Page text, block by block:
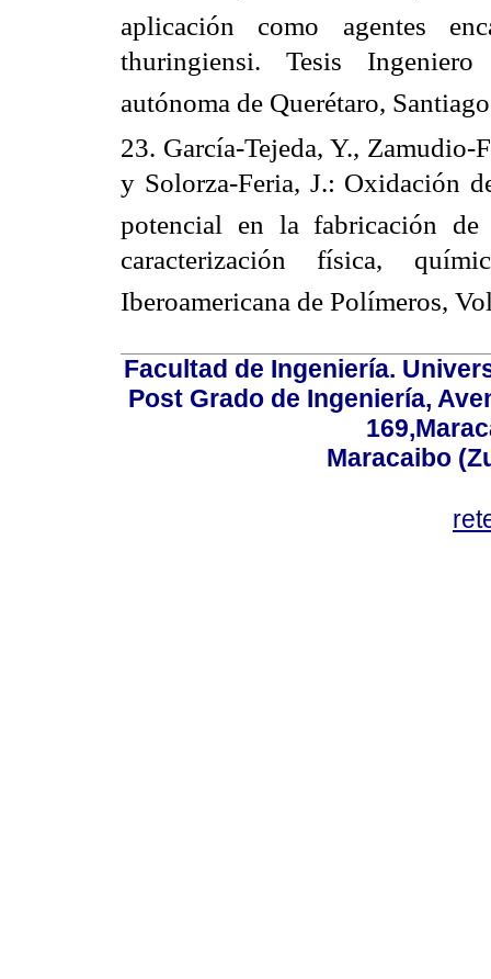
aplicación como agentes
thuringiensi. Tesis
autónoma de Querétaro,
23. García-Tejeda, Y., Zamudio-
y Solorza-Feria, J.: Oxidación
potencial en la fabricación de
caracterización física,
Iberoamericana de Polímeros,
Facultad de Ingeniería.
Post Grado de Ingeniería,
Maracaibo